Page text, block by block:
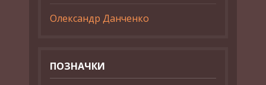
Олександр Данченко
ПОЗНАЧКИ